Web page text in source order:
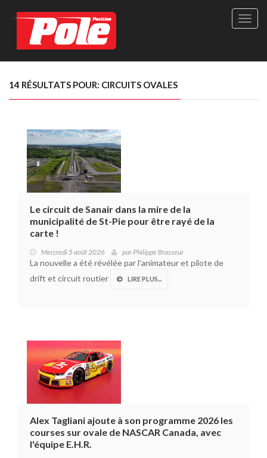
Site
Le
14 RÉSULTATS POUR: CIRCUITS OVALES
Le circuit de Sanair dans la mire de la
municipalité de St-Pie pour être rayé de la
carte !
Mercredi 5 août 2026 parPhilippe Brasseur
La nouvelle a été révélée par l’animateur et pilote de
drift et circuit routier
LIRE PLUS...
Alex Tagliani ajoute à son programme 2026 les
courses sur ovale de NASCAR Canada, avec
l'équipe E.H.R.